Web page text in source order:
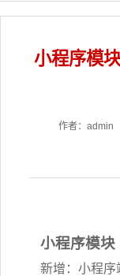
小程序模
作者：admin
小程序模块
新增：小程序